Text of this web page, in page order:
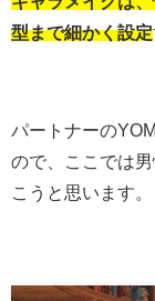
型まで細かく設定
パートナーの
ので、ここでは
こうと思います。